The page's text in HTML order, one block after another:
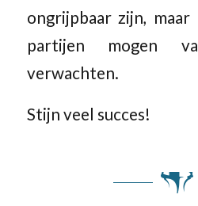
ongrijpbaar zijn, maar
partijen mogen
verwachten.
Stijn veel succes!